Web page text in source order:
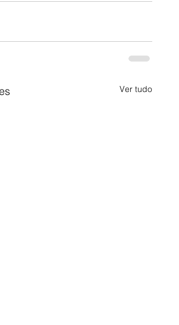
Ver tudo